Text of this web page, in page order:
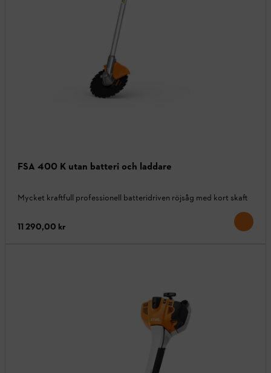
FSA 400 K utan batteri och laddare
Mycket kraftfull professionell batteridriven röjsåg med kort skaft
11 290,00 kr